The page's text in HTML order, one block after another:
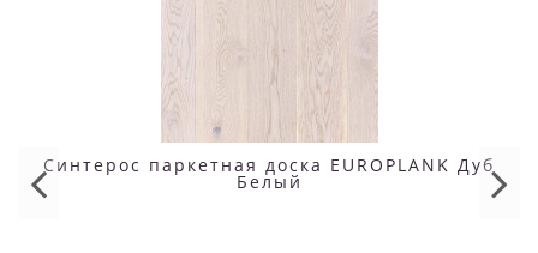
Синтерос паркетная доска EUROPLANK Дуб
Белый